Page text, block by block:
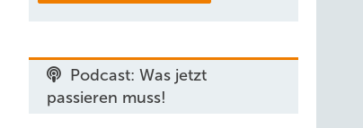
Podcast: Was jetzt
passieren muss!